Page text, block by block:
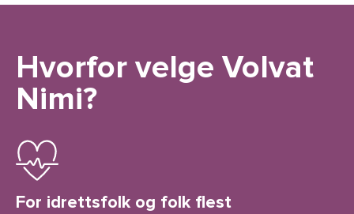
Hvorfor velge Volvat
Nimi?
For idrettsfolk og folk flest